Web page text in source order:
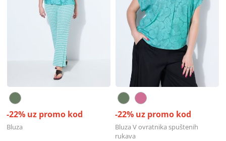
-22% uz promo kod
Bluza
-22% uz promo kod
Bluza V ovratnika spuštenih
rukava